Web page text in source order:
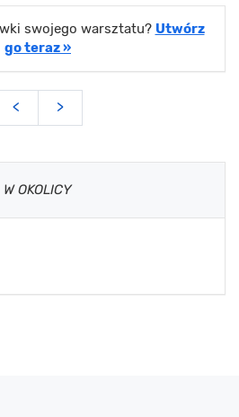
swojego warsztatu? Utwórz
go teraz »
< >
W OKOLICY